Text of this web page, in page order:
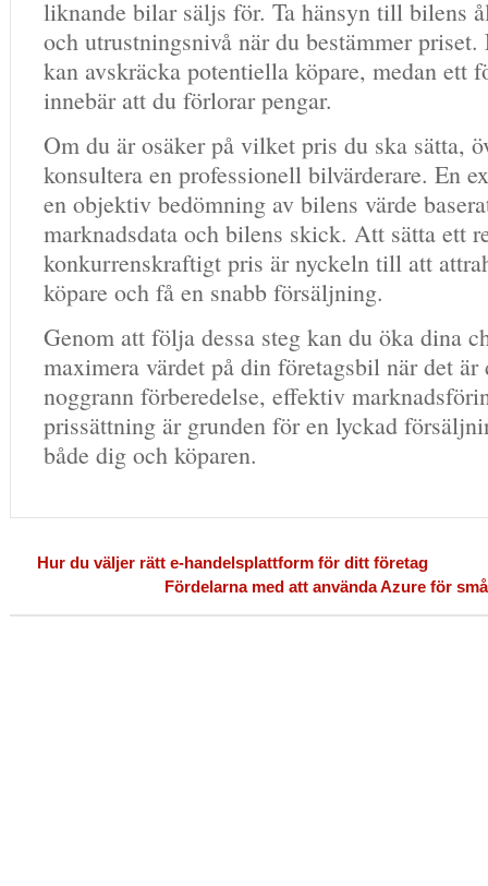
liknande bilar säljs för. Ta hänsyn till bilens
och utrustningsnivå när du bestämmer
kan avskräcka potentiella köpare, medan ett
innebär att du förlorar pengar.
Om du är osäker på vilket pris du ska sätta,
konsultera en professionell bilvärderare. En
en objektiv bedömning av bilens värde
marknadsdata och bilens skick. Att sätta ett
konkurrenskraftigt pris är nyckeln till att
köpare och få en snabb försäljning.
Genom att följa dessa steg kan du öka dina
maximera värdet på din företagsbil när det är
noggrann förberedelse, effektiv
prissättning är grunden för en lyckad
både dig och köparen.
Hur du väljer rätt e-handelsplattform för ditt företag
Fördelarna med att använda Azure för